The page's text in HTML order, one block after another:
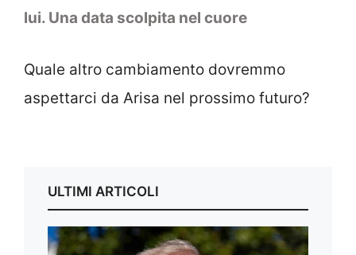
lui. Una data scolpita nel cuore
Quale altro cambiamento dovremmo
aspettarci da Arisa nel prossimo futuro?
ULTIMI ARTICOLI